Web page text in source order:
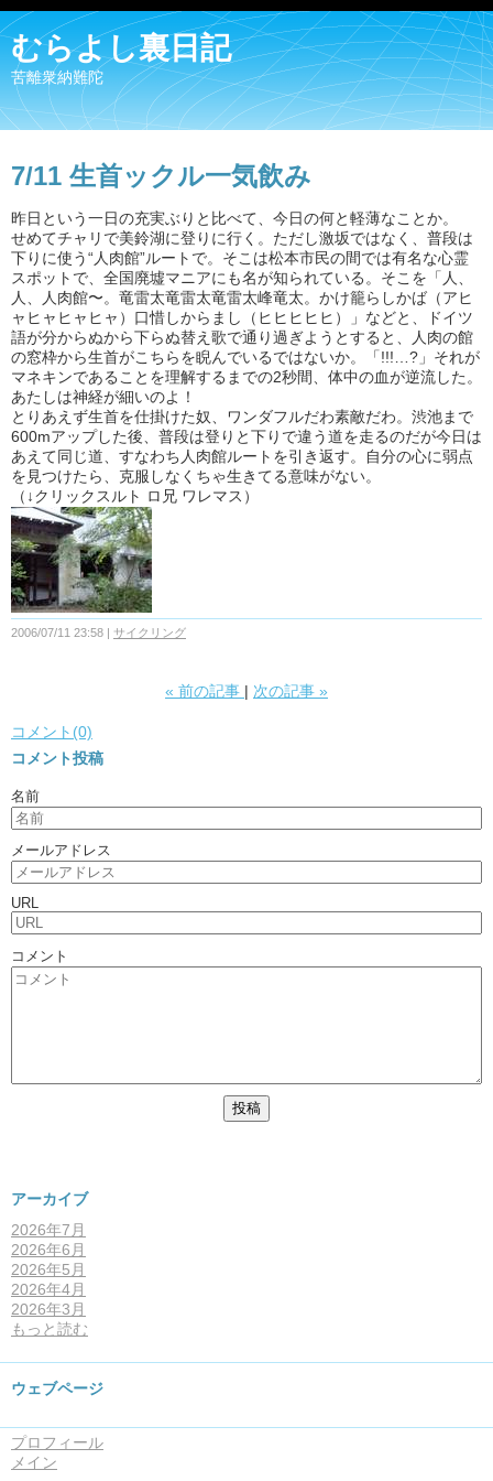
むらよし裏日記
苦離衆納難陀
7/11 生首ックル一気飲み
昨日という一日の充実ぶりと比べて、今日の何と軽薄なことか。
せめてチャリで美鈴湖に登りに行く。ただし激坂ではなく、普段は
下りに使う“人肉館”ルートで。そこは松本市民の間では有名な心霊
スポットで、全国廃墟マニアにも名が知られている。そこを「人、
人、人肉館〜。竜雷太竜雷太竜雷太峰竜太。かけ籠らしかば（アヒ
ャヒャヒャヒャ）口惜しからまし（ヒヒヒヒヒ）」などと、ドイツ
語が分からぬから下らぬ替え歌で通り過ぎようとすると、人肉の館
の窓枠から生首がこちらを睨んでいるではないか。「!!!…?」それが
マネキンであることを理解するまでの2秒間、体中の血が逆流した。
あたしは神経が細いのよ！
とりあえず生首を仕掛けた奴、ワンダフルだわ素敵だわ。渋池まで
600mアップした後、普段は登りと下りで違う道を走るのだが今日は
あえて同じ道、すなわち人肉館ルートを引き返す。自分の心に弱点
を見つけたら、克服しなくちゃ生きてる意味がない。
（↓クリックスルト ロ兄 ワレマス）
2006/07/11 23:58 サイクリング
« 前の記事 次の記事 »
コメント(0)
コメント投稿
名前
メールアドレス
URL
コメント
アーカイブ
2026年7月
2026年6月
2026年5月
2026年4月
2026年3月
もっと読む
ウェブページ
プロフィール
メイン